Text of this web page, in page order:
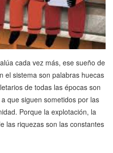
cada vez más, ese sueño de
el sistema son palabras huecas
de todas las épocas son
que siguen sometidos por las
Porque la explotación, la
las riquezas son las constantes